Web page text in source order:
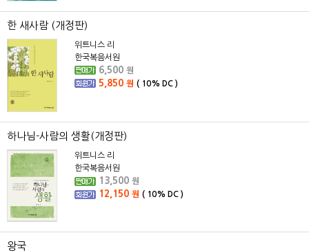
한 새사람 (개정판)
위트니스 리
한국복음서원
6,500 원
5,850 원 ( 10% DC )
하나님-사람의 생활(개정판)
위트니스 리
한국복음서원
13,500 원
12,150 원 ( 10% DC )
왕국